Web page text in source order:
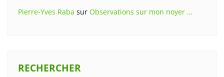
Pierre-Yves Raba sur Observations sur mon noyer …
RECHERCHER